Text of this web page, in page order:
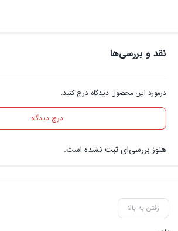
نقد و بررسی‌ها
درمورد این محصول دیدگاه درج کنید.
درج دیدگاه
هنوز بررسی‌ای ثبت نشده است.
رفتن به بالا